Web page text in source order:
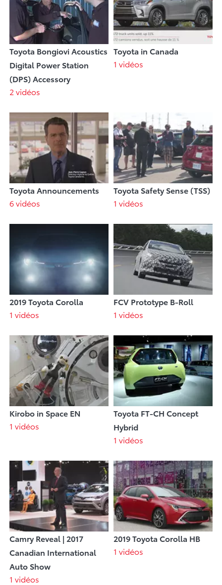
Toyota Bongiovi Acoustics
Digital Power Station
(DPS) Accessory
2 vidéos
Toyota in Canada
1 vidéos
Toyota Announcements
6 vidéos
Toyota Safety Sense (TSS)
1 vidéos
2019 Toyota Corolla
1 vidéos
FCV Prototype B-Roll
1 vidéos
Kirobo in Space EN
1 vidéos
Toyota FT-CH Concept
Hybrid
1 vidéos
Camry Reveal | 2017
Canadian International
Auto Show
1 vidéos
2019 Toyota Corolla HB
1 vidéos